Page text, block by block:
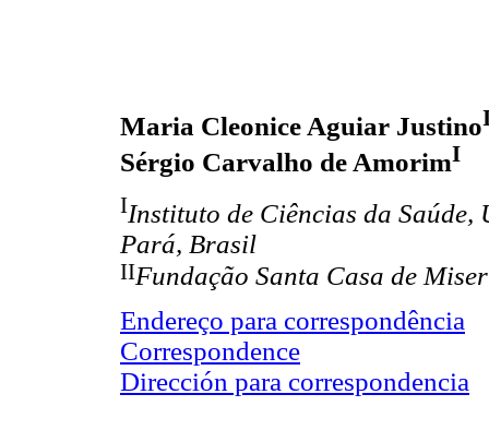
Maria Cleonice Aguiar Justino
Sérgio Carvalho de AmorimI
IInstituto de Ciências da
Pará, Brasil
IIFundação Santa Casa de
Endereço para correspondência
Correspondence
Dirección para correspondencia